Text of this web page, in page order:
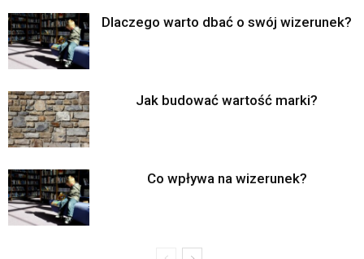
Dlaczego warto dbać o swój wizerunek?
Jak budować wartość marki?
Co wpływa na wizerunek?